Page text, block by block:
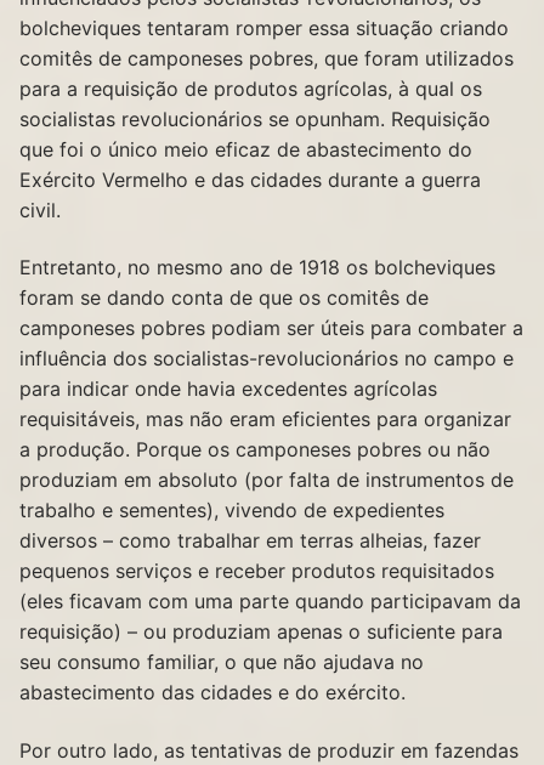
bolcheviques tentaram romper essa situação criando
comitês de camponeses pobres, que foram utilizados
para a requisição de produtos agrícolas, à qual os
socialistas revolucionários se opunham. Requisição
que foi o único meio eficaz de abastecimento do
Exército Vermelho e das cidades durante a guerra
civil.
Entretanto, no mesmo ano de 1918 os bolcheviques
foram se dando conta de que os comitês de
camponeses pobres podiam ser úteis para combater a
influência dos socialistas-revolucionários no campo e
para indicar onde havia excedentes agrícolas
requisitáveis, mas não eram eficientes para organizar
a produção. Porque os camponeses pobres ou não
produziam em absoluto (por falta de instrumentos de
trabalho e sementes), vivendo de expedientes
diversos – como trabalhar em terras alheias, fazer
pequenos serviços e receber produtos requisitados
(eles ficavam com uma parte quando participavam da
requisição) – ou produziam apenas o suficiente para
seu consumo familiar, o que não ajudava no
abastecimento das cidades e do exército.
Por outro lado, as tentativas de produzir em fazendas